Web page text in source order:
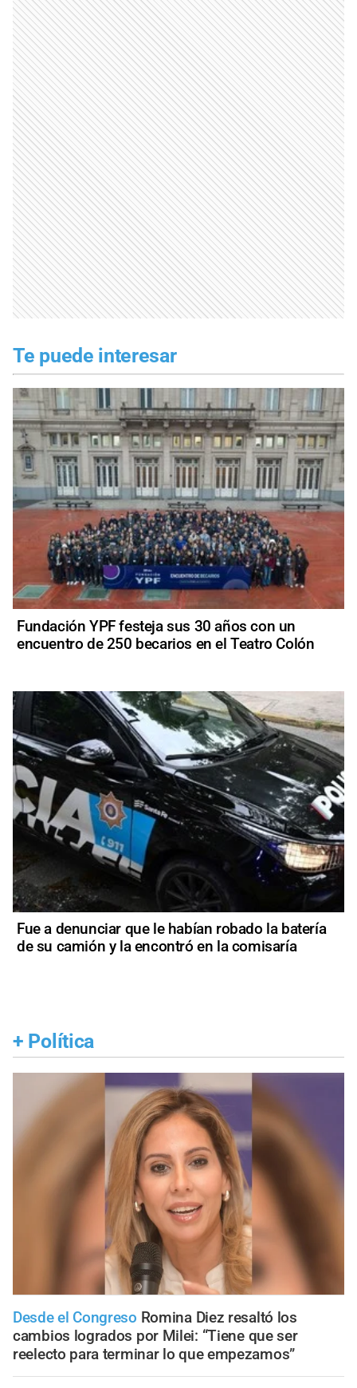
Te puede interesar
Fundación YPF festeja sus 30 años con un
encuentro de 250 becarios en el Teatro Colón
Fue a denunciar que le habían robado la batería
de su camión y la encontró en la comisaría
+ Política
Desde el Congreso Romina Diez resaltó los
cambios logrados por Milei: “Tiene que ser
reelecto para terminar lo que empezamos”